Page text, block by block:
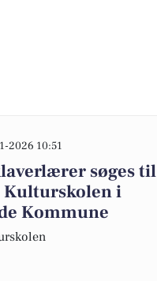
2026 10:51
søges til
Kulturskolen i
Kommune